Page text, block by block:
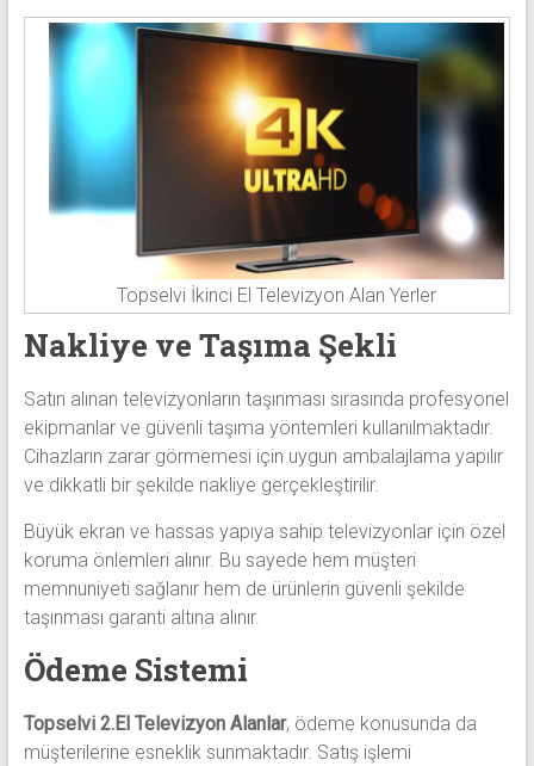
Topselvi İkinci El Televizyon Alan Yerler
Nakliye ve Taşıma Şekli
Satın alınan televizyonların taşınması sırasında profesyonel
ekipmanlar ve güvenli taşıma yöntemleri kullanılmaktadır.
Cihazların zarar görmemesi için uygun ambalajlama yapılır
ve dikkatli bir şekilde nakliye gerçekleştirilir.
Büyük ekran ve hassas yapıya sahip televizyonlar için özel
koruma önlemleri alınır. Bu sayede hem müşteri
memnuniyeti sağlanır hem de ürünlerin güvenli şekilde
taşınması garanti altına alınır.
Ödeme Sistemi
Topselvi 2.El Televizyon Alanlar, ödeme konusunda da
müşterilerine esneklik sunmaktadır. Satış işlemi